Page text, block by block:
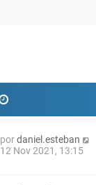
pordaniel.esteban
12 Nov 2021, 13:15